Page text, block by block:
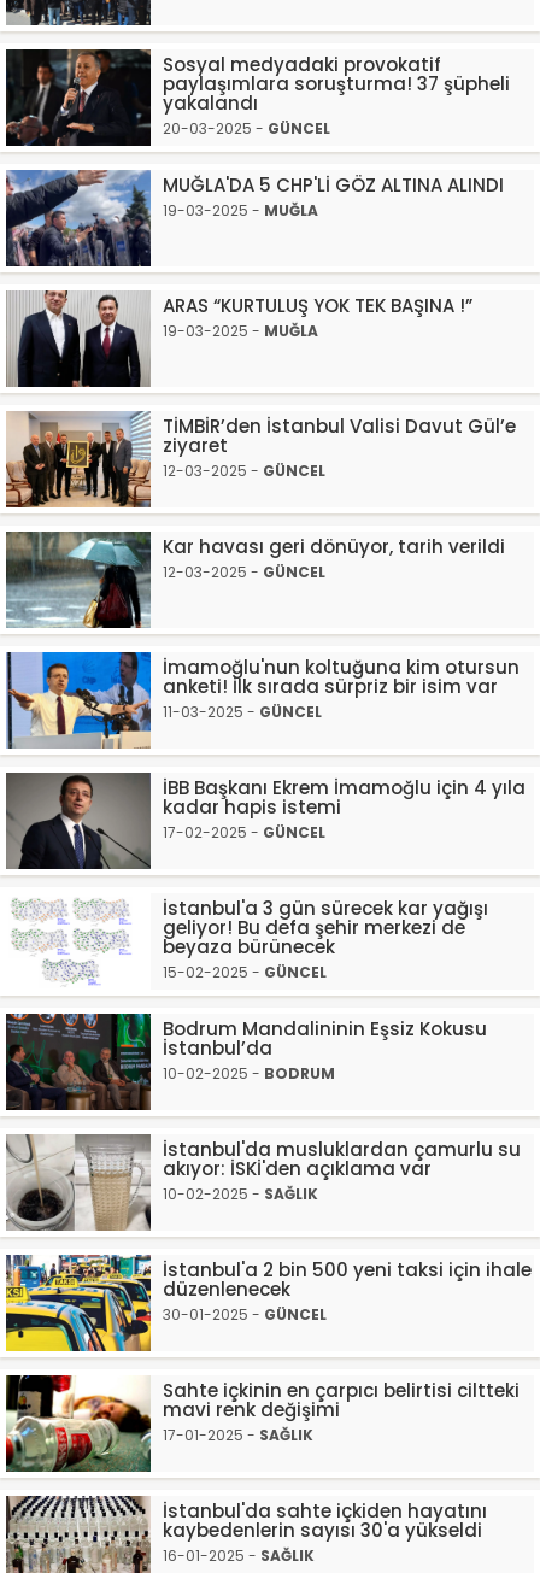
Sosyal medyadaki provokatif
paylaşımlara soruşturma! 37 şüpheli
yakalandı
20-03-2025 - GÜNCEL
MUĞLA'DA 5 CHP'Lİ GÖZ ALTINA ALINDI
19-03-2025 - MUĞLA
ARAS “KURTULUŞ YOK TEK BAŞINA !”
19-03-2025 - MUĞLA
TİMBİR’den İstanbul Valisi Davut Gül’e
ziyaret
12-03-2025 - GÜNCEL
Kar havası geri dönüyor, tarih verildi
12-03-2025 - GÜNCEL
İmamoğlu'nun koltuğuna kim otursun
anketi! İlk sırada sürpriz bir isim var
11-03-2025 - GÜNCEL
İBB Başkanı Ekrem İmamoğlu için 4 yıla
kadar hapis istemi
17-02-2025 - GÜNCEL
İstanbul'a 3 gün sürecek kar yağışı
geliyor! Bu defa şehir merkezi de
beyaza bürünecek
15-02-2025 - GÜNCEL
Bodrum Mandalininin Eşsiz Kokusu
İstanbul’da
10-02-2025 - BODRUM
İstanbul'da musluklardan çamurlu su
akıyor: İSKİ'den açıklama var
10-02-2025 - SAĞLIK
İstanbul'a 2 bin 500 yeni taksi için ihale
düzenlenecek
30-01-2025 - GÜNCEL
Sahte içkinin en çarpıcı belirtisi ciltteki
mavi renk değişimi
17-01-2025 - SAĞLIK
İstanbul'da sahte içkiden hayatını
kaybedenlerin sayısı 30'a yükseldi
16-01-2025 - SAĞLIK